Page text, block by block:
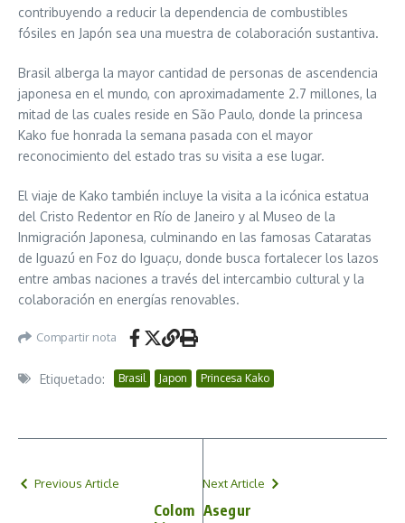
contribuyendo a reducir la dependencia de combustibles
fósiles en Japón sea una muestra de colaboración sustantiva.
Brasil alberga la mayor cantidad de personas de ascendencia
japonesa en el mundo, con aproximadamente 2.7 millones, la
mitad de las cuales reside en São Paulo, donde la princesa
Kako fue honrada la semana pasada con el mayor
reconocimiento del estado tras su visita a ese lugar.
El viaje de Kako también incluye la visita a la icónica estatua
del Cristo Redentor en Río de Janeiro y al Museo de la
Inmigración Japonesa, culminando en las famosas Cataratas
de Iguazú en Foz do Iguaçu, donde busca fortalecer los lazos
entre ambas naciones a través del intercambio cultural y la
colaboración en energías renovables.
Compartir nota
Etiquetado: Brasil Japon Princesa Kako
Previous Article
Colom
Next Article
Asegur